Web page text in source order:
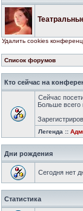
Удалить cookies
Список форумов
Кто сейчас на
Сейчас
Больше всего
Легенда ::
Дни рождения
Сегодня нет
Статистика